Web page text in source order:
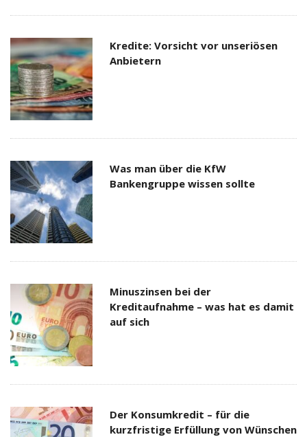
Kredite: Vorsicht vor unseriösen
Anbietern
Was man über die KfW
Bankengruppe wissen sollte
Minuszinsen bei der
Kreditaufnahme – was hat es damit
auf sich
Der Konsumkredit – für die
kurzfristige Erfüllung von Wünschen